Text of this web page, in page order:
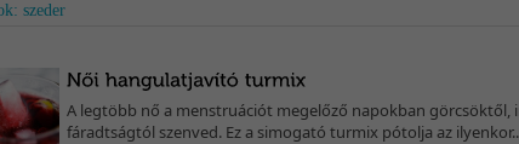
szeder
A legtöbb nő a menstruációt megelőző napokban görcsöktől,
fáradtságtól szenved. Ez a simogató turmix pótolja az